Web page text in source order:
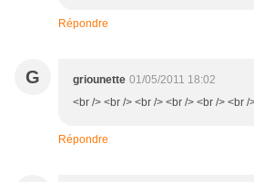
Répondre
G griounette 01/05/2011 18:02
<br /> <br /> <br /> <br /> <br /> <br /
Répondre